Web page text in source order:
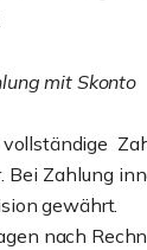
mit Skonto
Bei Zahlung
gewährt.
nach